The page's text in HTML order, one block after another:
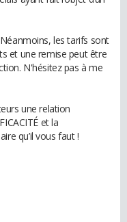
les tarifs sont
et une remise peut être
N'hésitez pas à me
une relation
et la
qu’il vous faut !